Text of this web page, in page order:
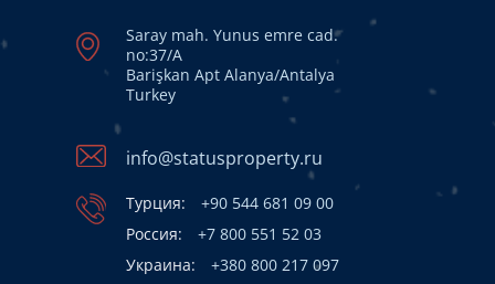
Saray mah. Yunus emre cad.
no:37/A
Barişkan Apt Alanya/Antalya
Turkey
info@statusproperty.ru
Турция:
+90 544 681 09 00
Россия:
+7 800 551 52 03
Украина:
+380 800 217 097